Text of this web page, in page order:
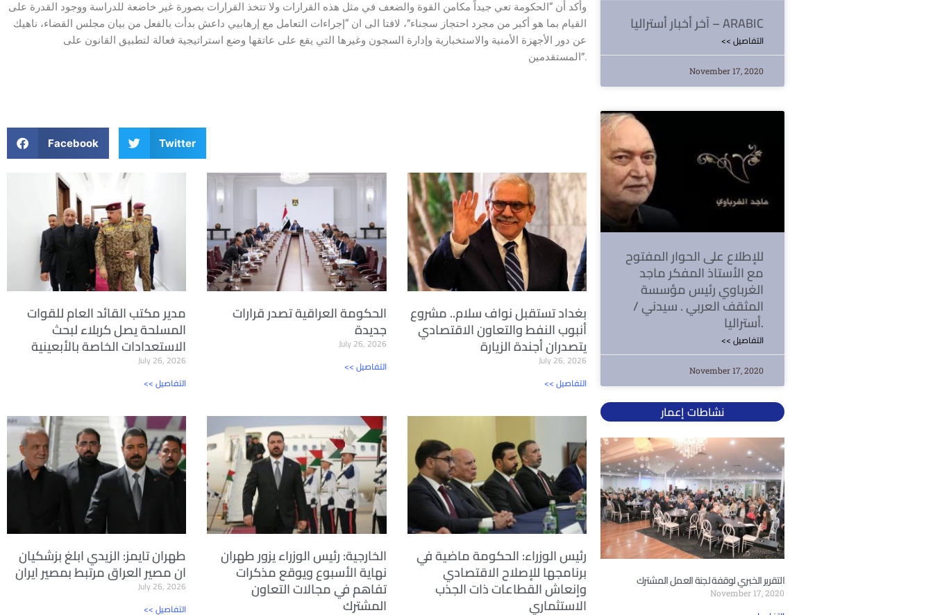
وأكد أن “الحكومة تعي جيداً مكامن القوة والضعف في مثل هذه القرارات ولا تتخذ القرارات بصورة غير خاضعة للدراسة ووجود القدرة على
القيام بما هو أكبر من مجرد احتجاز سجناء”، لافتا الى ان “إجراءات التعامل مع إرهابيي داعش بدأت بالفعل من بيان مجلس القضاء، ناهيك
عن دور الأجهزة الأمنية والاستخبارية وإدارة السجون وغيرها التي يقع على عاتقها وضع استراتيجية فعالة لتطبيق القانون على
المستقدمين”.
Facebook Twitter
مدير مكتب القائد العام للقوات
المسلحة يصل كربلاء لبحث
الاستعدادات الخاصة بالأبعينية
July 26, 2026
<< التفاصيل
الحكومة العراقية تصدر قرارات
جديدة
July 26, 2026
<< التفاصيل
بغداد تستقبل نواف سلام.. مشروع
أنبوب النفط والتعاون الاقتصادي
يتصدران أجندة الزيارة
July 26, 2026
<< التفاصيل
طهران تايمز: الزيدي ابلغ بزشكيان
ان مصير العراق مرتبط بمصير ايران
July 26, 2026
<< التفاصيل
الخارجية: رئيس الوزراء يزور طهران
نهاية الأسبوع ويوقع مذكرات
تفاهم في مجالات التعاون
المشترك
رئيس الوزراء: الحكومة ماضية في
برنامجها للإصلاح الاقتصادي
وإنعاش القطاعات ذات الجذب
الاستثماري
آخر أخبار أستراليا – ARABIC
<< التفاصيل
November 17, 2020
للإطلاع على الحوار المفتوح
مع الأستاذ المفكر ماجد
الغرباوي رئيس مؤسسة
المثقف العربي . سيدني /
أستراليا.
<< التفاصيل
November 17, 2020
نشاطات إعمار
التقرير الخبري لوقفة لجنة العمل المشترك
November 17, 2020